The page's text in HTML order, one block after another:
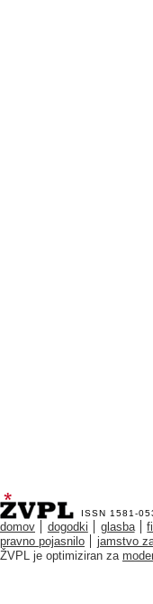
ISSN 1581-
domov dogodki glasba
pravno pojasnilo
jamstvo
ŽVPL je optimiziran za